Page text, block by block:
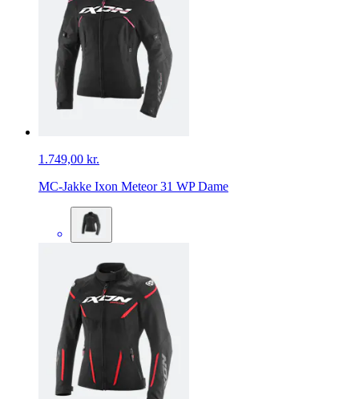
1.749,00 kr.
MC-Jakke Ixon Meteor 31 WP Dame